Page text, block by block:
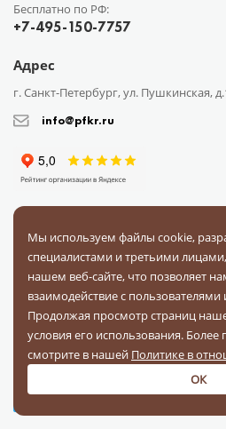
Бесплатно по РФ:
+7-495-150-7757
Адрес
г. Санкт-Петербург, ул. Пушкинская,
info@pfkr.ru
Каталог О компании
Поставщикам
Блог Контакты
Документы
На связи в соц. сетях
Мы используем файлы cookie,
специалистами и третьими
нашем веб-сайте, что позволяет
взаимодействие с
Продолжая просмотр страниц
условия его использования.
смотрите в нашей Политике в
ОК